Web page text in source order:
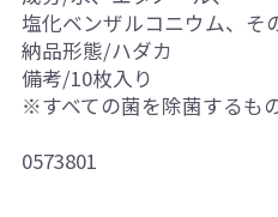
塩化ベンザルコニウム、そ
納品形態/ハダカ
備考/10枚入り
※すべての菌を除菌するも
0573801